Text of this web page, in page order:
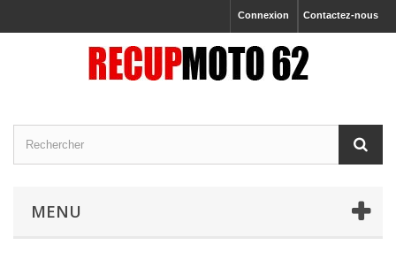
Contactez-nous
Connexion
MENU